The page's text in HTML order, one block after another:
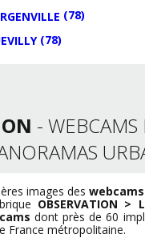
(78)
(78)
- WEBCAMS
images des
OBSERVATION >
dont près de 60
France métropolitaine.